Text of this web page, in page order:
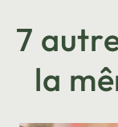
7
la